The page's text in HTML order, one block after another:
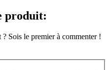
produit:
Sois le premier à commenter !